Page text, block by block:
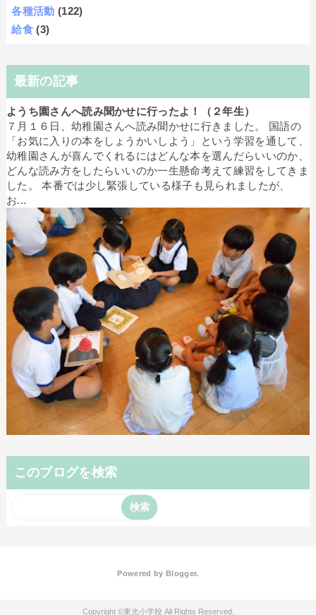
各種活動 (122)
給食 (3)
最新の記事
ようち園さんへ読み聞かせに行ったよ！（２年生）
７月１６日、幼稚園さんへ読み聞かせに行きました。 国語の
「お気に入りの本をしょうかいしよう」という学習を通して、
幼稚園さんが喜んでくれるにはどんな本を選んだらいいのか、
どんな読み方をしたらいいのか一生懸命考えて練習をしてきま
した。 本番では少し緊張している様子も見られましたが、
お...
このブログを検索
Powered by Blogger.
東光小学校